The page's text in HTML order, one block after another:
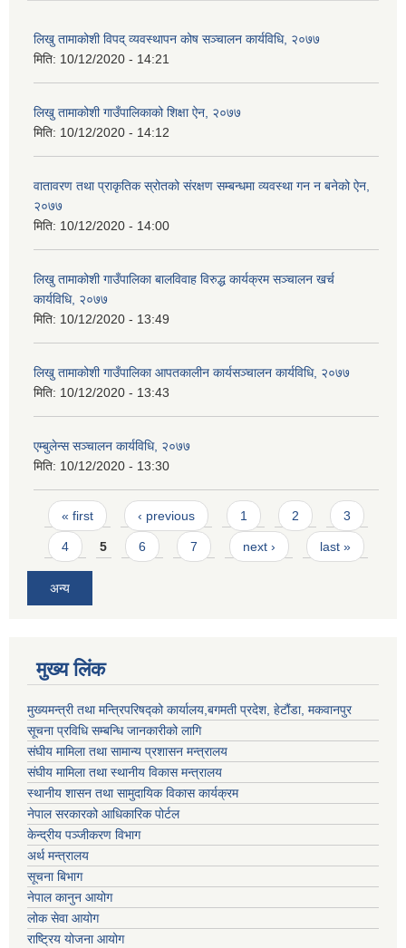
लिखु तामाकोशी विपद् व्यवस्थापन कोष सञ्चालन कार्यविधि, २०७७
मिति: 10/12/2020 - 14:21
लिखु तामाकोशी गाउँपालिकाको शिक्षा ऐन, २०७७
मिति: 10/12/2020 - 14:12
वातावरण तथा प्राकृतिक स्रोतको संरक्षण सम्बन्धमा व्यवस्था गन न बनेको ऐन,
२०७७
मिति: 10/12/2020 - 14:00
लिखु तामाकोशी गाउँपालिका बालविवाह विरुद्ध कार्यक्रम सञ्चालन खर्च
कार्यविधि, २०७७
मिति: 10/12/2020 - 13:49
लिखु तामाकोशी गाउँपालिका आपतकालीन कार्यसञ्चालन कार्यविधि, २०७७
मिति: 10/12/2020 - 13:43
एम्बुलेन्स सञ्चालन कार्यविधि, २०७७
मिति: 10/12/2020 - 13:30
Pages
« first ‹ previous 1 2 3
4 5 6 7 next › last »
अन्य
मुख्य लिंक
मुख्यमन्त्री तथा मन्त्रिपरिषद्को कार्यालय,बगमती प्रदेश, हेटौंडा, मकवानपुर
सूचना प्रविधि सम्बन्धि जानकारीको लागि
संघीय मामिला तथा सामान्य प्रशासन मन्त्रालय
संघीय मामिला तथा स्थानीय विकास मन्त्रालय
स्थानीय शासन तथा सामुदायिक विकास कार्यक्रम
नेपाल सरकारको आधिकारिक पोर्टल
केन्द्रीय पञ्जीकरण विभाग
अर्थ मन्त्रालय
सूचना बिभाग
नेपाल कानुन आयोग
लोक सेवा आयोग
राष्ट्रिय योजना आयोग